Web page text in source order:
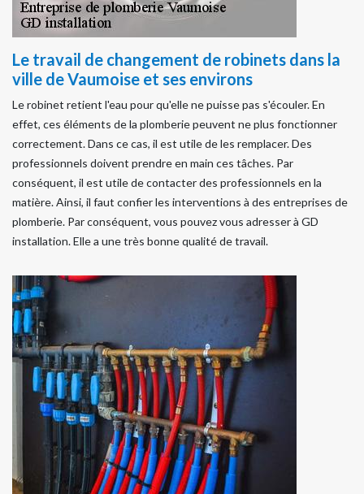
Le travail de changement de robinets dans la
ville de Vaumoise et ses environs
Le robinet retient l'eau pour qu'elle ne puisse pas s'écouler. En
effet, ces éléments de la plomberie peuvent ne plus fonctionner
correctement. Dans ce cas, il est utile de les remplacer. Des
professionnels doivent prendre en main ces tâches. Par
conséquent, il est utile de contacter des professionnels en la
matière. Ainsi, il faut confier les interventions à des entreprises de
plomberie. Par conséquent, vous pouvez vous adresser à GD
installation. Elle a une très bonne qualité de travail.